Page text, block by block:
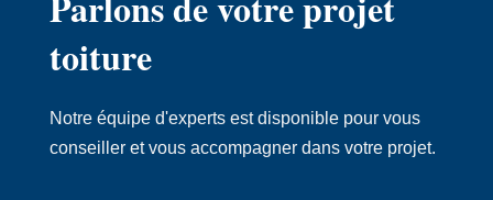
toiture
Notre équipe d'experts est disponible pour vous
conseiller et vous accompagner dans votre projet.